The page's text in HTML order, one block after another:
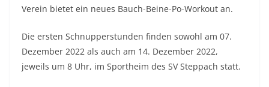
Verein bietet ein neues Bauch-Beine-Po-Workout an.
Die ersten Schnupperstunden finden sowohl am 07.
Dezember 2022 als auch am 14. Dezember 2022,
jeweils um 8 Uhr, im Sportheim des SV Steppach statt.